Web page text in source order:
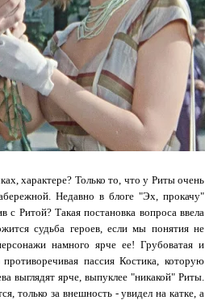
характере? Только то, что у Риты очень
Недавно в блоге "Эх, прокачу"
с Ритой? Такая постановка вопроса ввела
судьба героев, если мы понятия не
намного ярче ее! Грубоватая и
пассия Костика, которую
ярче, выпуклее "никакой" Риты.
только за внешность - увидел на катке, а